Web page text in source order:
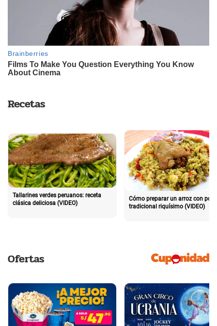
Recetas
Tallarines verdes peruanos: receta
clásica deliciosa (VIDEO)
Cómo preparar un arroz con pollo
tradicional riquísimo (VIDEO)
Ofertas